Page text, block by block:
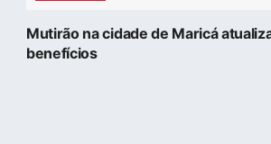
Mutirão na cidade de Maricá
benefícios